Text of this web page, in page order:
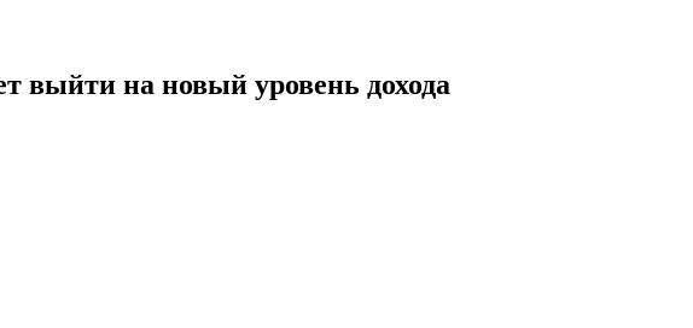
выйти на новый уровень дохода